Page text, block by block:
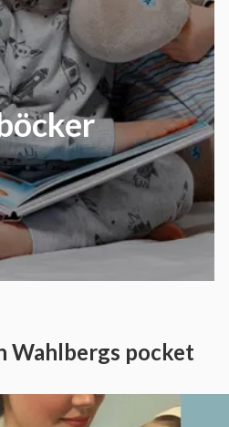
Wahlbergs pocket